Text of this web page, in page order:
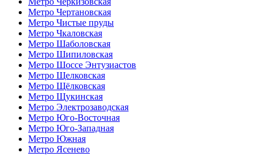
Метро Чертановская
Метро Чистые пруды
Метро Чкаловская
Метро Шаболовская
Метро Шипиловская
Метро Шоссе Энтузиастов
Метро Щелковская
Метро Щёлковская
Метро Щукинская
Метро Электрозаводская
Метро Юго-Восточная
Метро Юго-Западная
Метро Южная
Метро Ясенево